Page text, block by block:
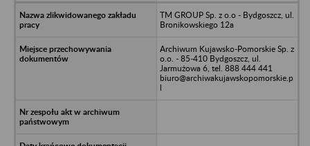
TM GROUP Sp. z o.o - Bydgoszcz, ul.
Bronikowskiego 12a
Archiwum Kujawsko-Pomorskie Sp. z
o.o. - 85-410 Bydgoszcz, ul.
Jarmużowa 6, tel. 888 444 441
biuro@archiwakujawskopomorskie.p
l